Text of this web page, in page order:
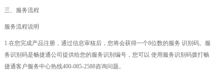
三、服务流程
服务流程说明
1.在您完成产品注册，通过信息审核后，您将会获得一个8位数的服务 识别码。服
务识别码是畅捷通公司提供给您的服务识别编号，您可以 使用服务识别码拨打畅
捷通客户服务中心热线400-085-2588咨询问题。